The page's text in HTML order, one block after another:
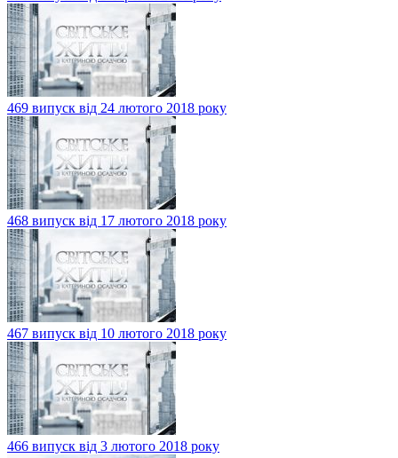
469 випуск від 24 лютого 2018 року
468 випуск від 17 лютого 2018 року
467 випуск від 10 лютого 2018 року
466 випуск від 3 лютого 2018 року